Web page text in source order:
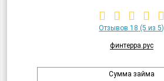
Отзывов 18 (5 из 5)
финтерра.рус
Сумма займа